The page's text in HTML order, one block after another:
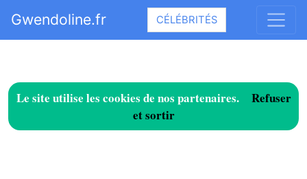
Le site utilise les cookies de nos partenaires. Refuser
et sortir
Gwendoline.fr CÉLÉBRITÉS